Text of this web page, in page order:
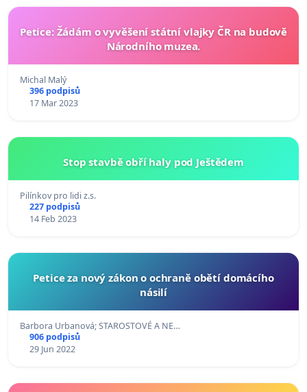
Petice: Žádám o vyvěšení státní vlajky ČR na budově
Národního muzea.
Michal Malý
396 podpisů
17 Mar 2023
Stop stavbě obří haly pod Ještědem
Pilínkov pro lidi z.s.
227 podpisů
14 Feb 2023
Petice za nový zákon o ochraně obětí domácího
násilí
Barbora Urbanová; STAROSTOVÉ A NE…
906 podpisů
29 Jun 2022